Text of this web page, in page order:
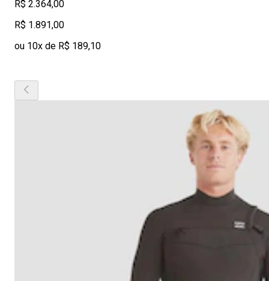
R$ 2.364,00
R$ 1.891,00
ou 10x de R$ 189,10